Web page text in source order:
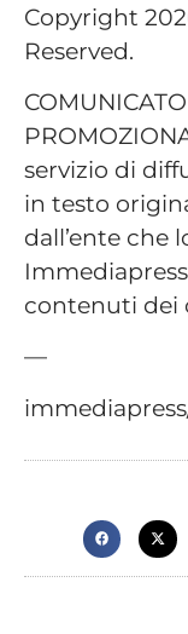
Copyright
Reserved.
servizio di
in testo
dall’ente che
contenuti dei
—